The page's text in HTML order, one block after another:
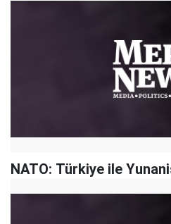
NATO: Türkiye ile